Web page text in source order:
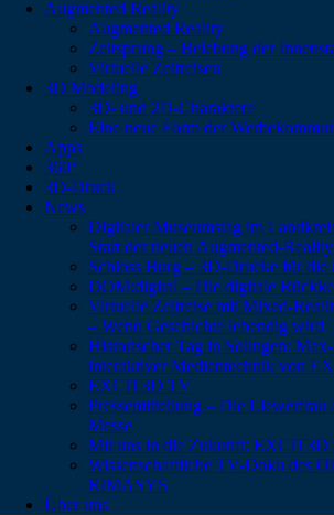
Augmented Reality
Augmented Reality
Zeitsprung – Belebung der
Virtuelle Zeitreisen
3D Modeling
3D- und 2D-Charaktere
Eine neue Form der
Apps
360°
3D-Druck
News
Digitaler Museumstag im
Start der neuen Augmented-
Schloss Burg – 3D-Drucke für die
DOM:digital – Die digitale
Virtuelle Zeitreise mit Mixed-
– Wenn Geschichte lebendig wird
Historischer Tag in Solingen:
interaktiver Medientechnik von
EXCIT3D TV
Pressemitteilung – Die Liewerfrau
Messe
Mit uns in die Zukunft: EXCIT3D
Wissenschaftliche TV-Doku des
RIMASYS
Über uns